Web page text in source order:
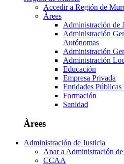
Accedir a Región de
Àrees
Administración de
Administración
Autónomas
Administración
Administración
Educación
Empresa Privada
Entidades Públicas
Formación
Sanidad
Àrees
Administración de Justicia
Anar a Administración de
CCAA